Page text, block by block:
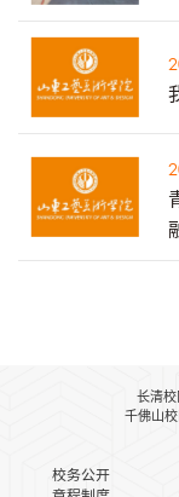
长清
千佛山
校务公开